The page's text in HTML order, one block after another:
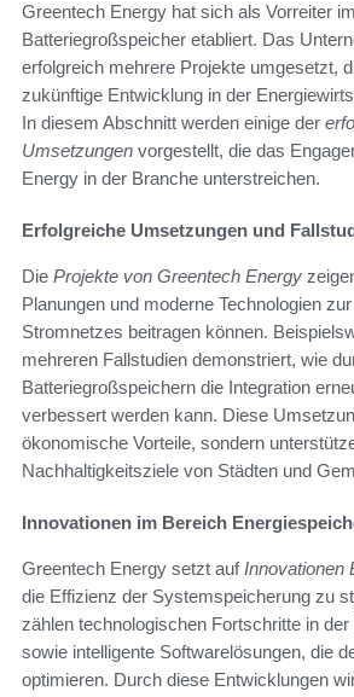
Greentech Energy hat sich als Vorreiter
Batteriegroßspeicher etabliert. Das
erfolgreich mehrere Projekte umgesetzt,
zukünftige Entwicklung in der
In diesem Abschnitt werden einige der
Umsetzungen vorgestellt, die das
Energy in der Branche unterstreichen.
Erfolgreiche Umsetzungen und
Die Projekte von Greentech Energy
Planungen und moderne Technologien
Stromnetzes beitragen können.
mehreren Fallstudien demonstriert, wie
Batteriegroßspeichern die Integration
verbessert werden kann. Diese
ökonomische Vorteile, sondern
Nachhaltigkeitsziele von Städten und
Innovationen im Bereich
Greentech Energy setzt auf Innovationen
die Effizienz der Systemspeicherung zu
zählen technologischen Fortschritte in
sowie intelligente Softwarelösungen, die
optimieren. Durch diese Entwicklungen